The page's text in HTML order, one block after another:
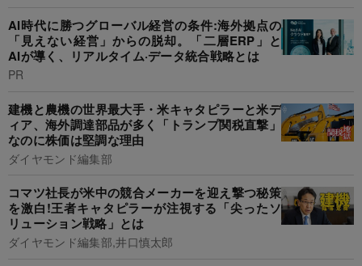
AI時代に勝つグローバル経営の条件:海外拠点の
「見えない経営」からの脱却。「二層ERP」と
AIが導く、リアルタイム·データ統合戦略とは
PR
建機と農機の世界最大手・米キャタピラーと米デ
ィア、海外調達部品が多く「トランプ関税直撃」
なのに株価は堅調な理由
ダイヤモンド編集部
コマツ社長が米中の競合メーカーを迎え撃つ秘策
を激白!王者キャタピラーが注視する「尖ったソ
リューション戦略」とは
ダイヤモンド編集部,井口慎太郎